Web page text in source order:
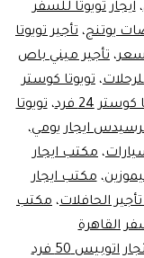
،ايجار تويوتا للسفر
يوتنج، تأجير تويوتا
، تأجير ميني باص
، تويوتا كوستر
24 فرد ،تويوتا
ايجار يومي،
، مكتب ايجار
،مكتب ايجار
الحافلات، مكتب
القاهرة
استئجار اتوبيس 50 فرد